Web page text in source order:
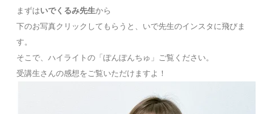
まずはいでくるみ先生から
下のお写真クリックしてもらうと、いで先生のインスタに飛びま
す。
そこで、ハイライトの「ぽんぽんちゅ」ご覧ください。
受講生さんの感想をご覧いただけますよ！